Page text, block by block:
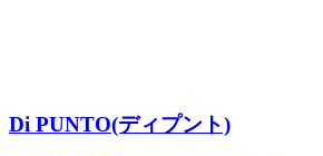
Di PUNTO(ディプント)